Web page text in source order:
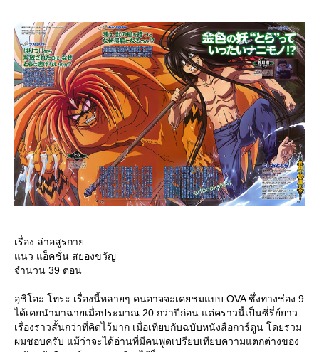
เรื่อง ล่าอสูรกา
นว แอ็คชั่น สยองขวัญ
จำนวน 39 ตอน
อุชิโอะ โทระ เรื่องนี้หลายๆ คนอาจจะเคยชมแบบ OVA ซึ่งทางช่อง 9
ได้เคยนำมาฉายเมื่อประมาณ 20 กว่าปีก่อน แต่คราวนี้เป็นซี่รี่ย์ยาว
เรื่องราวสั้นกว่าที่คิดไว้มาก เมื่อเทียบกับฉบับหนังสือการ์ตูน โดยรวม
ผมชอบครับ แม้ว่าจะได้อ่านที่มีคนพูดเปรียบเทียบความแตกต่างของ